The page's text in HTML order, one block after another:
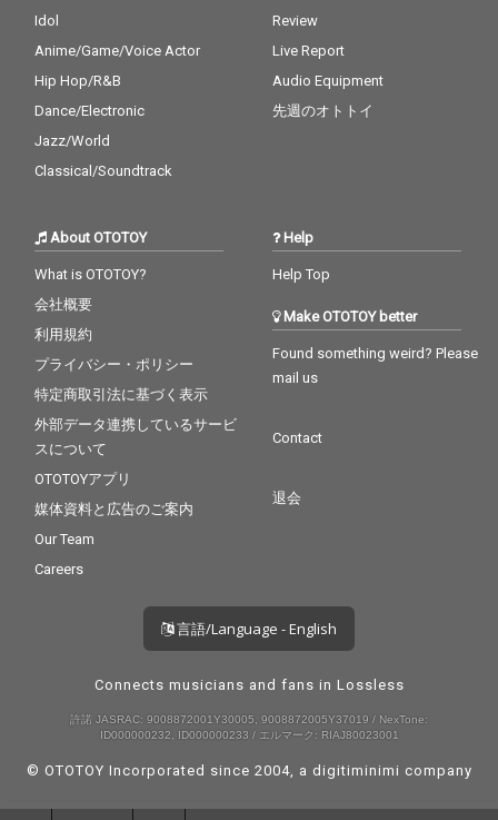
Idol
Anime/Game/Voice Actor
Hip Hop/R&B
Dance/Electronic
Jazz/World
Classical/Soundtrack
Review
Live Report
Audio Equipment
先週のオトトイ
About OTOTOY
What is OTOTOY?
会社概要
利用規約
プライバシー・ポリシー
特定商取引法に基づく表示
外部データ連携しているサービ
スについて
OTOTOYアプリ
媒体資料と広告のご案内
Our Team
Careers
Help
Help Top
Make OTOTOY better
Found something weird? Please
mail us
Contact
退会
言語/Language - English
Connects musicians and fans in Lossless
許諾 JASRAC: 9008872001Y30005, 9008872005Y37019 / NexTone:
ID000000232, ID000000233 / エルマーク: RIAJ80023001
© OTOTOY Incorporated since 2004, a digitiminimi company